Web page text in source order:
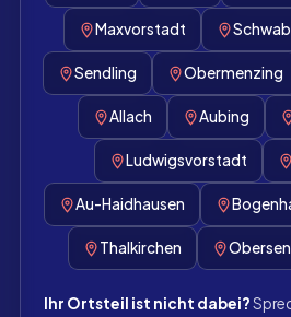
Maxvorstadt
Sendling Obermenzing
Allach Aubing
Ludwigsvorstadt
Au-Haidhausen
Thalkirchen
Ihr Ortsteil ist nicht dabei?